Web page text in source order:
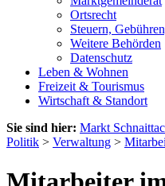
Ortsrecht
Steuern,
Weitere Behörden
Datenschutz
Leben & Wohnen
Freizeit & Tourismus
Wirtschaft & Standort
Sie sind hier: Markt
Politik > Verwaltung >